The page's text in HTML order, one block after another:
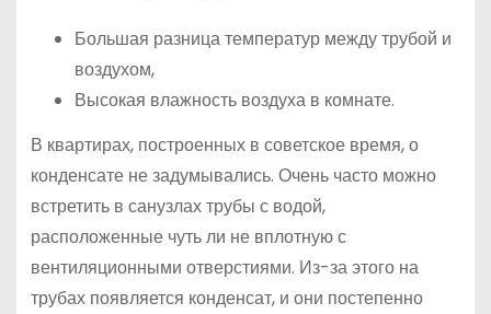
Большая разница температур между трубой и
воздухом,
Высокая влажность воздуха в комнате.
В квартирах, построенных в советское время, о
конденсате не задумывались. Очень часто можно
встретить в санузлах трубы с водой,
расположенные чуть ли не вплотную с
вентиляционными отверстиями. Из-за этого на
трубах появляется конденсат, и они постепенно